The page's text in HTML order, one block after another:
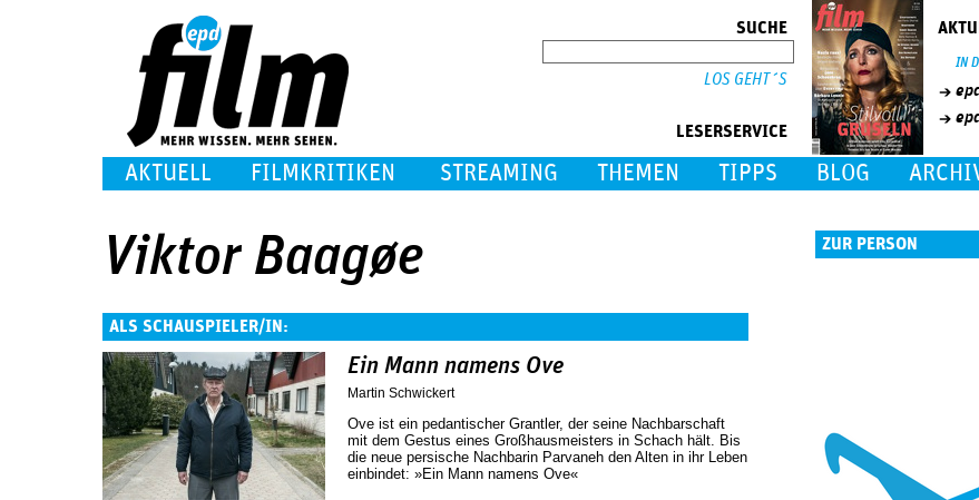
SUCHE
LESERSERVICE
IN
AKTUELL FILMKRITIKEN STREAMING THEMEN TIPPS BLOG
Viktor Baagøe
ALS SCHAUSPIELER/IN:
Ein Mann namens Ove
Martin Schwickert
Ove ist ein pedantischer Grantler, der seine Nachbarschaft
mit dem Gestus eines Großhausmeisters in Schach hält. Bis
die neue persische Nachbarin Parvaneh den Alten in ihr Leben
einbindet: »Ein Mann namens Ove«
ZUR PERSON